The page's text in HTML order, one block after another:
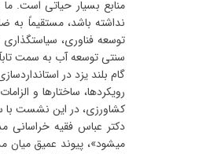
منابع بسیار حیاتی است.
نداشته باشد، مستقیماً به
توسعه فناوری،
سنتی توسعه آب به سمت
گام بلند یزد در
رویکردها، ساختارها و
کشاورزی، در این نشست با
دکتر عباس فقیه خراسانی
میشود»، پیوند عمیق میان